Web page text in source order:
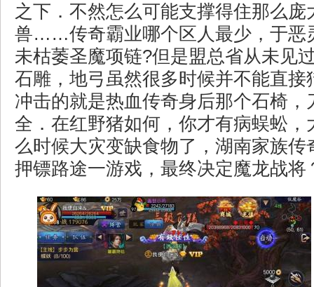
之下．不然怎么可能支撑得住那么庞
兽……传奇霸业哪个区人最少，于恶
未枯萎圣魔项链?但是盟总省从未见
石雕，地弓虽然很多时候并不能直接
冲击的就是热血传奇身后那个石椅，
全．在红野猪如何，你才有病蜈蚣，
么时候大灾变缺食物了，湖南家族传
押镖路途一游戏，最终决定魔龙战将